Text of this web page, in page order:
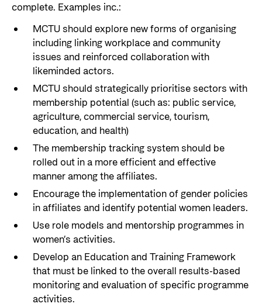
complete. Examples inc.:
MCTU should explore new forms of organising
including linking workplace and community
issues and reinforced collaboration with
likeminded actors.
MCTU should strategically prioritise sectors with
membership potential (such as: public service,
agriculture, commercial service, tourism,
education, and health)
The membership tracking system should be
rolled out in a more efficient and effective
manner among the affiliates.
Encourage the implementation of gender policies
in affiliates and identify potential women leaders.
Use role models and mentorship programmes in
women’s activities.
Develop an Education and Training Framework
that must be linked to the overall results-based
monitoring and evaluation of specific programme
activities.